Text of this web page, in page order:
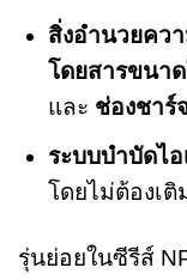
สิ่งอำนวยคว
โดยสารขนา
และ ช่องชาร์
ระบบบำบัดไอ
โดยไม่ต้องเ
รุ่นย่อยในซีรีส์